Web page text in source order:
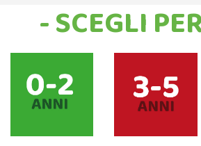
- SCEGLI